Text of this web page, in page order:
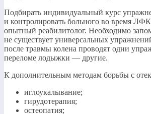
Подбирать индивидуальный курс
и контролировать больного во время
опытный реабилитолог. Необходимо
не существует универсальных
после травмы колена проводят одни
переломе лодыжки — другие.
К дополнительным методам борьбы с
иглоукалывание;
гирудотерапия;
остеопатия;